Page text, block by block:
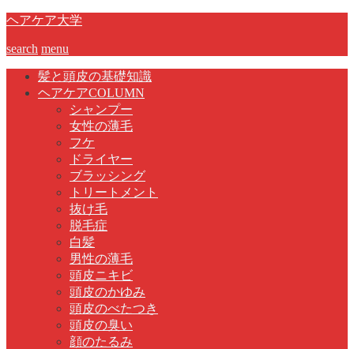
ヘアケア大学
search menu
髪と頭皮の基礎知識
ヘアケアCOLUMN
シャンプー
女性の薄毛
フケ
ドライヤー
ブラッシング
トリートメント
抜け毛
脱毛症
白髪
男性の薄毛
頭皮ニキビ
頭皮のかゆみ
頭皮のべたつき
頭皮の臭い
顔のたるみ